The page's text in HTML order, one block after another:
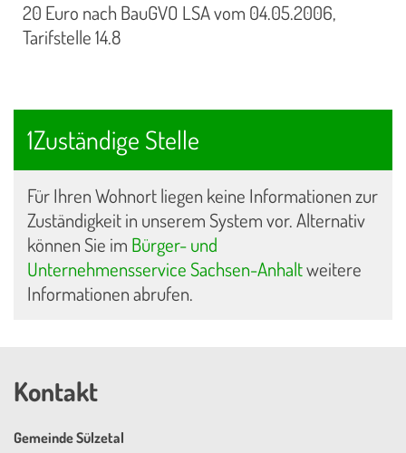
20 Euro nach BauGVO LSA vom 04.05.2006,
Tarifstelle 14.8
1Zuständige Stelle
Für Ihren Wohnort liegen keine Informationen zur
Zuständigkeit in unserem System vor. Alternativ
können Sie im Bürger- und
Unternehmensservice Sachsen-Anhaltweitere
Informationen abrufen.
Kontakt
Gemeinde Sülzetal